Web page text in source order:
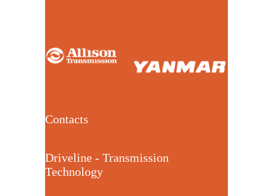
Contacts
Driveline - Transmission
Technology